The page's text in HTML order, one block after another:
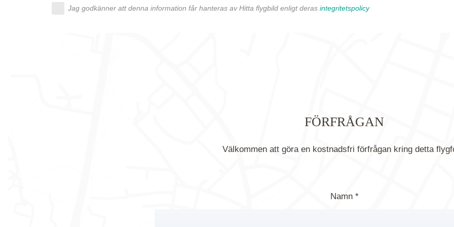
Jag godkänner att denna information får hanteras av Hitta flygbild enligt deras integritetspolicy
FÖRFRÅGAN
Välkommen att göra en kostnadsfri förfrågan kring detta
Namn *